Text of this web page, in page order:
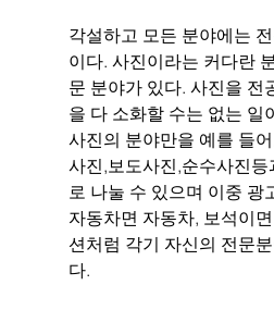
각설하고 모든 분야에는
이다. 사진이라는 커다란
문 분야가 있다. 사진을 전
을 다 소화할 수는 없는 일
사진의 분야만을 예를 들
사진,보도사진,순수사진
로 나눌 수 있으며 이중 광
자동차면 자동차, 보석이
션처럼 각기 자신의 전문
다.